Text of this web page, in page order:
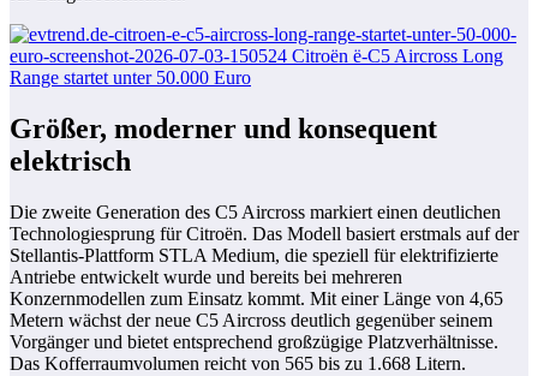
Größer, moderner und konsequent
elektrisch
Die zweite Generation des C5 Aircross markiert einen deutlichen
Technologiesprung für Citroën. Das Modell basiert erstmals auf der
Stellantis-Plattform STLA Medium, die speziell für elektrifizierte
Antriebe entwickelt wurde und bereits bei mehreren
Konzernmodellen zum Einsatz kommt. Mit einer Länge von 4,65
Metern wächst der neue C5 Aircross deutlich gegenüber seinem
Vorgänger und bietet entsprechend großzügige Platzverhältnisse.
Das Kofferraumvolumen reicht von 565 bis zu 1.668 Litern.